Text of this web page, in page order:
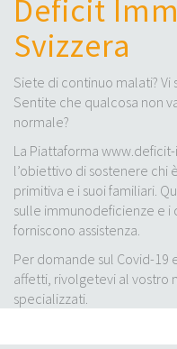
Deficit
Svizzera
Siete di continuo malati? Vi
Sentite che qualcosa non
normale?
La Piattaforma
l’obiettivo di sostenere chi
primitiva e i suoi familiari.
sulle immunodeficienze e i
forniscono assistenza.
Per domande sul Covid-19
affetti, rivolgetevi al vostro
specializzati.